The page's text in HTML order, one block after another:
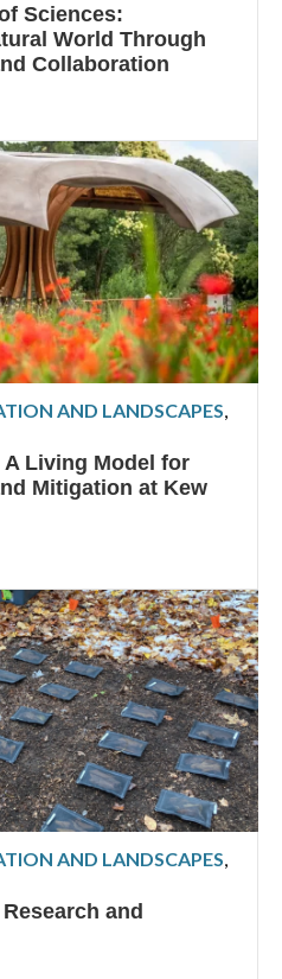
Sciences:
World Through
Collaboration
AND LANDSCAPES,
A Living Model for
Mitigation at Kew
AND LANDSCAPES,
and